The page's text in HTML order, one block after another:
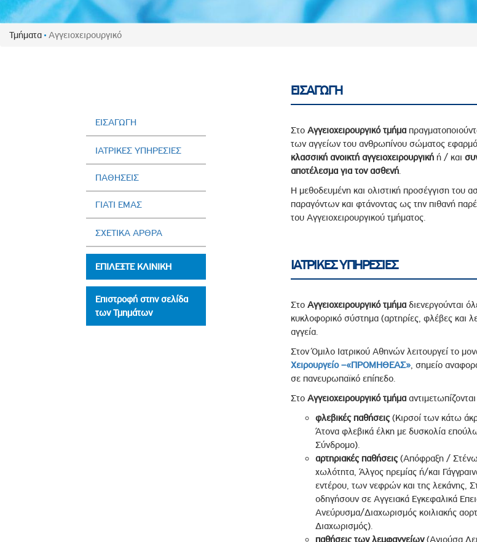
Πολιτική Προσλήψεων Προσωπικού, Στελεχών και Συνεργατών
Πολιτικές Ασφάλειας Πληροφοριών
Κανονισμός Επιτροπής Αποδοχών - Υποψηφιοτήτων
Διεύθυνση Εσωτερικού Ελέγχου Κανονισμός Λειτουργίας
Έκθεσης Βιώσιμης Ανάπτυξης 2023
Πολιτική Δέουσας Επιμέλειας Τρίτων Μερών
Πολιτική Αναγνώρισης Προστασίας και Προαγωγής των Δικαιωμάτων των
Ειδική Ετήσια Έκθεση
Τμήματα Αγγειοχειρουργικό
ΕΙΣΑΓΩΓΗ
ΙΑΤΡΙΚΕΣ ΥΠΗΡΕΣΙΕΣ
ΠΑΘΗΣΕΙΣ
ΓΙΑΤΙ ΕΜΑΣ
ΣΧΕΤΙΚΑ ΑΡΘΡΑ
ΕΠΙΛΕΞΤΕ ΚΛΙΝΙΚΗ
Επιστροφή στην σελίδα
των Τμημάτων
ΕΙΣΑΓΩΓΗ
Στο Αγγειοχειρουργικό τμήμα
των αγγείων του ανθρωπίνου σώματος
κλασσική ανοικτή αγγειοχειρουργικήή / και
αποτέλεσμα για τον ασθενή.
Η μεθοδευμένη και ολιστική προσέγγιση του
παραγόντων και φτάνοντας ως την πιθανή
του Αγγειοχειρουργικού τμήματος.
ΙΑΤΡΙΚΕΣ ΥΠΗΡΕΣΙΕΣ
Στο Αγγειοχειρουργικό τμήμαδιενεργούνται
κυκλοφορικό σύστημα (αρτηρίες, φλέβες και
αγγεία.
Στον Όμιλο Ιατρικού Αθηνών λειτουργεί το
Χειρουργείο –«ΠΡΟΜΗΘΕΑΣ», σημείο
σε πανευρωπαϊκό επίπεδο.
Στο Αγγειοχειρουργικό τμήμα
φλεβικές παθήσεις(Κιρσοί των κάτω
Άτονα φλεβικά έλκη με δυσκολία
Σύνδρομο).
αρτηριακές παθήσεις(Απόφραξη /
χωλότητα, Άλγος ηρεμίας ή/και
εντέρου, των νεφρών και της λεκάνης,
οδηγήσουν σε Αγγειακά Εγκεφαλικά
Ανεύρυσμα/Διαχωρισμός κοιλιακής
Διαχωρισμός).
παθήσεις των λεμφαγγείων(Ανιούσα